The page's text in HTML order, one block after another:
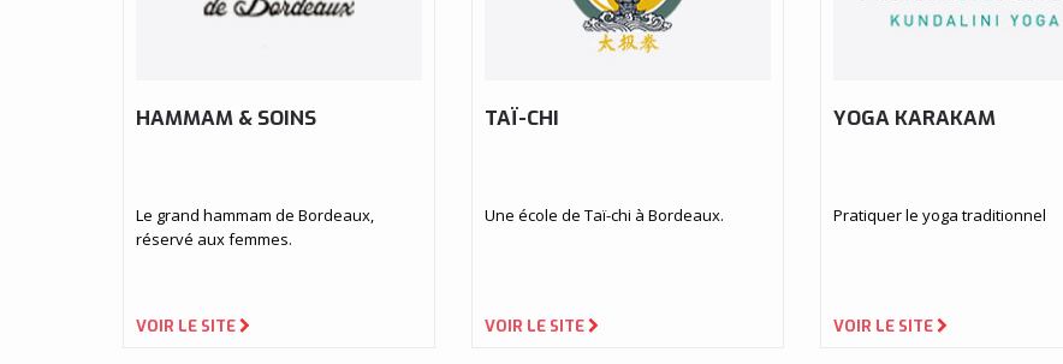
HAMMAM & SOINS
Le grand hammam de Bordeaux,
réservé aux femmes.
VOIR LE SITE
TAÏ-CHI
Une école de Taï-chi à Bordeaux.
VOIR LE SITE
YOGA KARAKAM
Pratiquer le yoga traditionnel
VOIR LE SITE